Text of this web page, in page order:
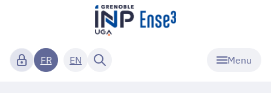
Menu
FR EN